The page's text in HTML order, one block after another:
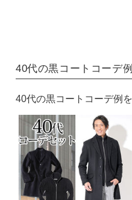
40代の黒コートコーデ例
40代の黒コートコーデ例